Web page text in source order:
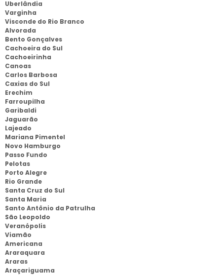
Uberlândia
Varginha
Visconde do Rio Branco
Alvorada
Bento Gonçalves
Cachoeira do Sul
Cachoeirinha
Canoas
Carlos Barbosa
Caxias do Sul
Erechim
Farroupilha
Garibaldi
Jaguarão
Lajeado
Mariana Pimentel
Novo Hamburgo
Passo Fundo
Pelotas
Porto Alegre
Rio Grande
Santa Cruz do Sul
Santa Maria
Santo Antônio da Patrulha
São Leopoldo
Veranópolis
Viamão
Americana
Araraquara
Araras
Araçariguama